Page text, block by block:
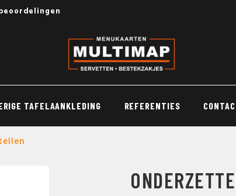
TAFELAANKLEDING REFERENTIES